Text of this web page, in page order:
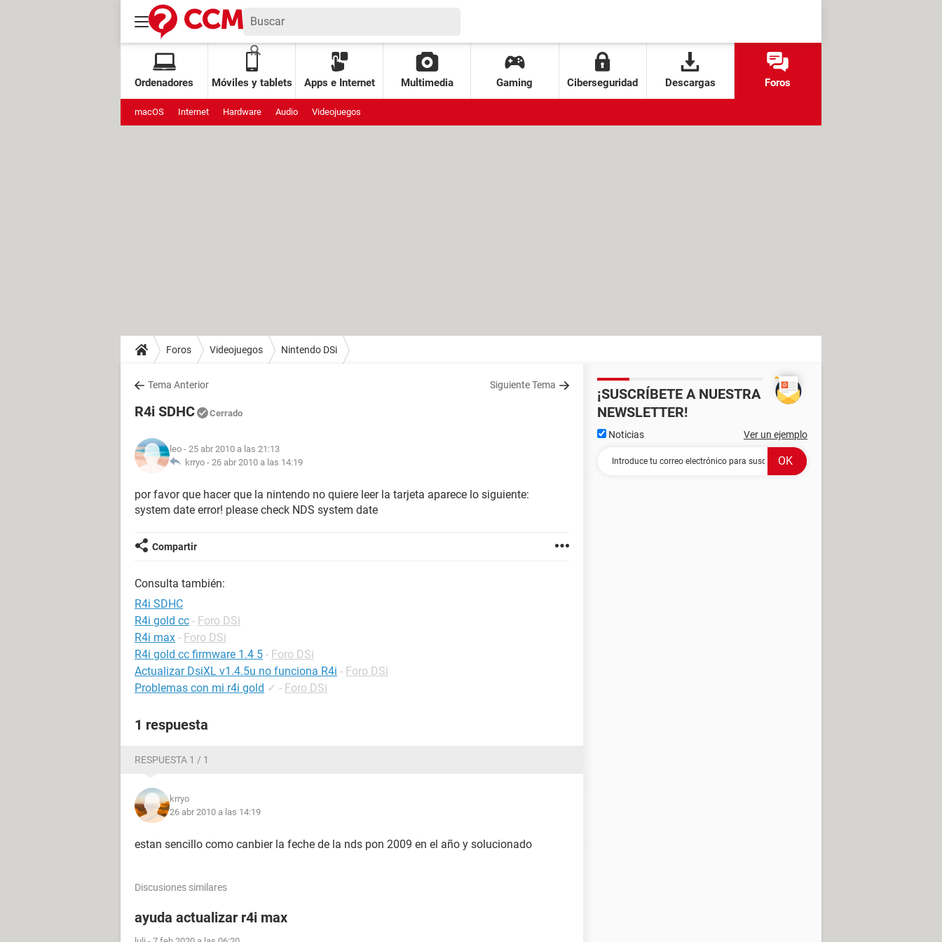
Ordenadores Móviles y tablets Apps e Internet Multimedia Gaming Ciberseguridad Descargas Foros
macOS Internet Hardware Audio Videojuegos
Foros Videojuegos Nintendo DSi
Tema Anterior Siguiente Tema
R4i SDHC Cerrado
leo - 25 abr 2010 a las 21:13
krryo - 26 abr 2010 a las 14:19
por favor que hacer que la nintendo no quiere leer la tarjeta aparece lo siguiente:
system date error! please check NDS system date
Compartir
Consulta también:
R4i SDHC
R4i gold cc - Foro DSi
R4i max - Foro DSi
R4i gold cc firmware 1.4 5 - Foro DSi
Actualizar DsiXL v1.4.5u no funciona R4i - Foro DSi
Problemas con mi r4i gold ✓ - Foro DSi
1 respuesta
RESPUESTA 1 / 1
krryo
26 abr 2010 a las 14:19
estan sencillo como canbier la feche de la nds pon 2009 en el año y solucionado
Discusiones similares
ayuda actualizar r4i max
¡SUSCRÍBETE A NUESTRA
NEWSLETTER!
Noticias Ver un ejemplo